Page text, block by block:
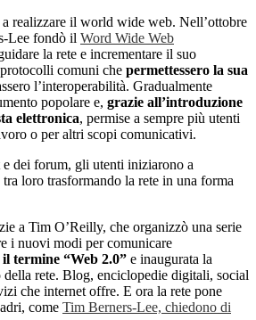
realizzare il world wide web. Nell’ottobre
Lee fondò il Word Wide Web
la rete e incrementare il suo
comuni che permettessero la sua
l’interoperabilità. Gradualmente
popolare e, grazie all’introduzione
elettronica, permise a sempre più utenti
o per altri scopi comunicativi.
e dei forum, gli utenti iniziarono a
loro trasformando la rete in una forma
a Tim O’Reilly, che organizzò una serie
i nuovi modi per comunicare
termine “Web 2.0” e inaugurata la
della rete. Blog, enciclopedie digitali, social
che internet offre. E ora la rete pone
come Tim Berners-Lee, chiedono di